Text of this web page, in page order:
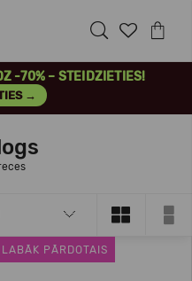
-70% – STEIDZIETIES!
→
LABĀK PĀRDOTAIS